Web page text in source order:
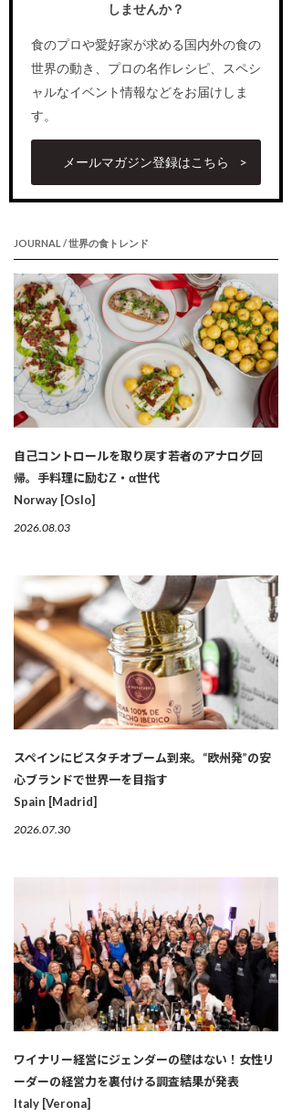
しませんか？
食のプロや愛好家が求める国内外の食の
世界の動き、プロの名作レシピ、スペシ
ャルなイベント情報などをお届けしま
す。
メールマガジン登録はこちら
JOURNAL / 世界の食トレンド
自己コントロールを取り戻す若者のアナログ回
帰。手料理に励むZ・α世代
Norway [Oslo]
2026.08.03
スペインにピスタチオブーム到来。“欧州発”の安
心ブランドで世界一を目指す
Spain [Madrid]
2026.07.30
ワイナリー経営にジェンダーの壁はない！女性リ
ーダーの経営力を裏付ける調査結果が発表
Italy [Verona]